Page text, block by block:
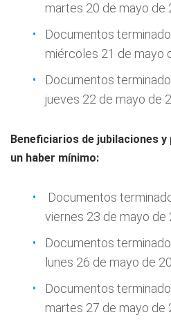
martes 20 de mayo de
Documentos
miércoles 21 de mayo
Documentos
jueves 22 de mayo de
Beneficiarios de jubilaciones
un haber mínimo:
Documentos
viernes 23 de mayo de
Documentos
lunes 26 de mayo de
Documentos
martes 27 de mayo de